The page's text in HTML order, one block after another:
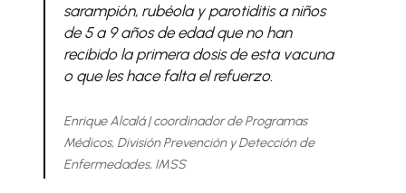
sarampión, rubéola y parotiditis a niños
de 5 a 9 años de edad que no han
recibido la primera dosis de esta vacuna
o que les hace falta el refuerzo.
Enrique Alcalá | coordinador de Programas
Médicos, División Prevención y Detección de
Enfermedades, IMSS